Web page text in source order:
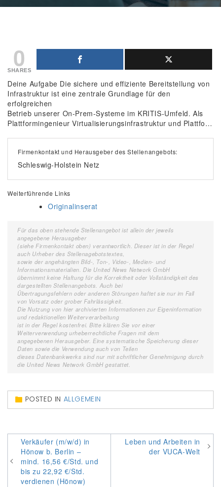
0
SHARES
Deine Aufgabe Die sichere und effiziente Bereitstellung von
Infrastruktur ist eine zentrale Grundlage für den
erfolgreichen
Betrieb unserer On-Prem-Systeme im KRITIS-Umfeld. Als
Plattformingenieur Virtualisierungsinfrastruktur und Plattfo…
Firmenkontakt und Herausgeber des Stellenangebots:
Schleswig-Holstein Netz
Weiterführende Links
Originalinserat
Für das oben stehende Stellenangebot ist allein der jeweils
angegebene Herausgeber
(siehe Firmenkontakt oben) verantwortlich. Dieser ist in der Regel
auch Urheber des Stellenagebotstextes,
sowie der angehängten Bild-, Ton-, Video-, Medien- und
Informationsmaterialien. Die United News Network GmbH
übernimmt keine Haftung für die Korrektheit oder Vollständigkeit des
dargestellten Stellenangebots. Auch bei
Übertragungsfehlern oder anderen Störungen haftet sie nur im Fall
von Vorsatz oder grober Fahrlässigkeit.
Die Nutzung von hier archivierten Informationen zur Eigeninformation
und redaktionellen Weiterverarbeitung
ist in der Regel kostenfrei. Bitte klären Sie vor einer
Weiterverwendung urheberrechtliche Fragen mit dem
angegebenen Herausgeber. Eine systematische Speicherung dieser
Daten sowie die Verwendung auch von Teilen
dieses Datenbankwerks sind nur mit schriftlicher Genehmigung durch
die United News Network GmbH gestattet.
POSTED IN ALLGEMEIN
Beitragsnavigation
Verkäufer (m/w/d) in
Hönow b. Berlin –
mind. 16,56 €/Std. und
bis zu 22,92 €/Std.
verdienen (Hönow)
Leben und Arbeiten in
der VUCA-Welt